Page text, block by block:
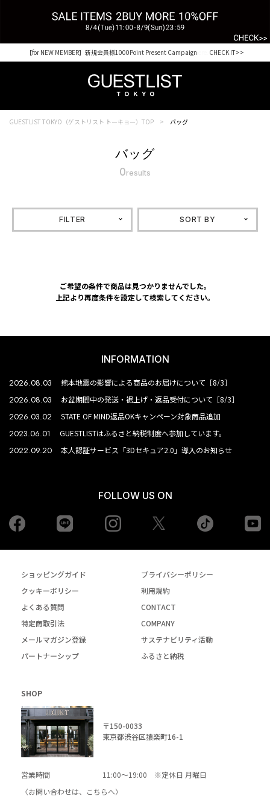
Shopping from outside Japan? Visit our Global Site here. >>
【for NEW MEMBER】新規会員様1000Point Present Campaign CHECK IT>>
GUESTLIST TOKYO（ゲストリスト トーキョー）TOP バッグ
バッグ
0results
FILTER SORT BY
ご希望の条件で商品は見つかりませんでした。
上記より再度条件を設定して検索してください。
INFORMATION
2026.08.03 熊本地震の影響による商品のお届けについて［8/3］
2026.08.03 お盆期間中の発送・裾上げ・返品受付について［8/3］
2026.03.02 STATE OF MIND返品OKキャンペーン対象商品追加
2023.06.01 GUESTLISTはふるさと納税制度へ参加しています。
2022.09.20 本人認証サービス「3Dセキュア2.0」導入のお知らせ
FOLLOW US ON
Facebook Instagram tiktok
ショッピングガイド
プライバシーポリシー
クッキーポリシー
利用規約
よくある質問
CONTACT
特定商取引法
COMPANY
メールマガジン登録
サステナビリティ活動
パートナーシップ
ふるさと納税
SHOP
〒150-0033
東京都渋谷区猿楽町16-1
営業時間
11:00～19:00 ※定休日 月曜日
〈お問い合わせは、
こちらへ〉